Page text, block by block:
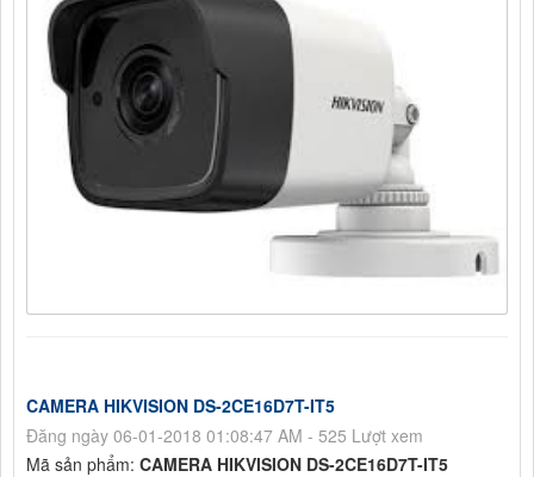
CAMERA HIKVISION DS-2CE16D7T-IT5
Đăng ngày 06-01-2018 01:08:47 AM - 525 Lượt xem
Mã sản phẩm: CAMERA HIKVISION DS-2CE16D7T-IT5